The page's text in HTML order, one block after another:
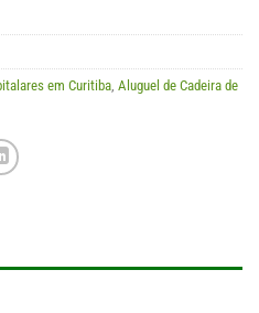
em Curitiba, Aluguel de Cadeira de